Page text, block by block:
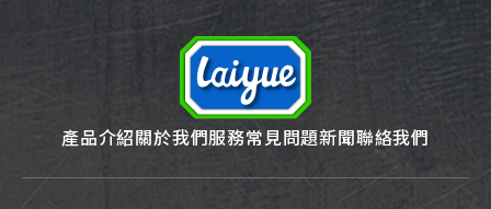
產品介紹 關於我們 服務常見問題新聞聯絡我們